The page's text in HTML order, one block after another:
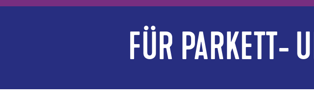
FÜR PARKETT-